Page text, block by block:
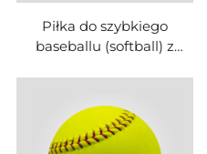
Piłka do szybkiego
baseballu (softball) z